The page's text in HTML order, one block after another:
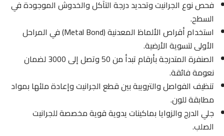
فحص نوع الجرانيت وتحديد درجة التآكل والخدوش الموجودة في
السطح.
استخدام أقراص الألماظ المعدنية (Metal Bond) في المراحل
الأولى لتسوية الأرضية.
الصنفرة المتدرجة بأرقام تبدأ من 50 وتصل إلى 3000 لضمان
نعومة فائقة.
تنظيف الفواصل والترويبة بين قطع الجرانيت وإعادة ملئها بمواد
مطابقة للون.
جلي الدرج والزوايا بماكينات يدوية قوية مخصصة للجرانيت
الصلب.